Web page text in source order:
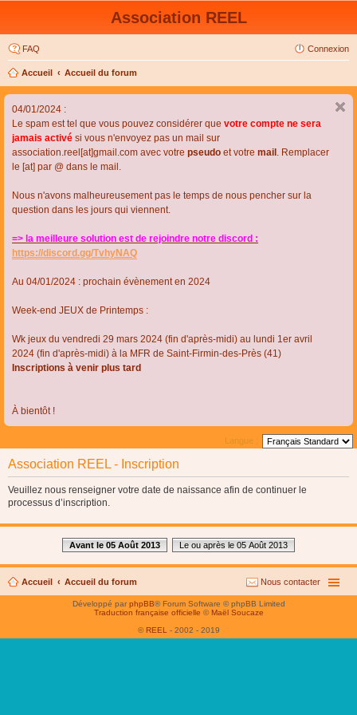
Association REEL
FAQ Connexion
Accueil Accueil du forum
04/01/2024 :
Le spam est tel que vous pouvez considérer que votre compte ne sera
jamais activé si vous n'envoyez pas un mail sur
association.reel[at]gmail.com avec votre pseudo et votre mail . Remplacer
le [at] par @ dans le mail.
Nous n'avons malheureusement pas le temps de nous pencher sur la
question dans les jours qui viennent.
=> la meilleure solution est de rejoindre notre discord :
https://discord.gg/TvhyNAQ
Au 04/01/2024 : prochain évènement en 2024
Week-end JEUX de Printemps :
Wk jeux du vendredi 29 mars 2024 (fin d'après-midi) au lundi 1er avril
2024 (fin d'après-midi) à la MFR de Saint-Firmin-des-Près (41)
Inscriptions à venir plus tard
À bientôt !
Langue :
Association REEL - Inscription
Veuillez nous renseigner votre date de naissance afin de continuer le
processus d’inscription.
Avant le 05 Août 2013 Le ou après le 05 Août 2013
Accueil Accueil du forum Nous contacter
Développé parphpBB® Forum Software © phpBB Limited
Traduction française officielle © Maël Soucaze
© REEL - 2002 - 2019